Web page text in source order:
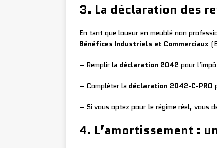
3. La déclaration des
En tant que loueur en meublé non
Bénéfices Industriels et Commerciaux
– Remplir la déclaration 2042 pour
– Compléter la déclaration 2042-C-PRO
– Si vous optez pour le régime réel, vous
4. L’amortissement :